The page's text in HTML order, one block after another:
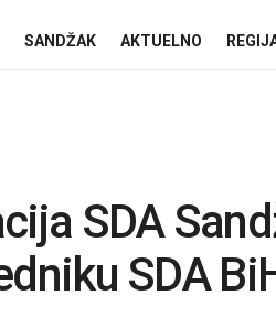
SANDŽAK AKTUELNO
SDA
SDA